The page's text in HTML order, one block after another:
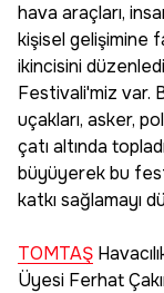
hava araçları,
kişisel gelişimine
ikincisini
Festivali'miz var.
uçakları, asker,
çatı altında
büyüyerek bu
katkı sağlamayı
TOMTAŞ
Üyesi Ferhat